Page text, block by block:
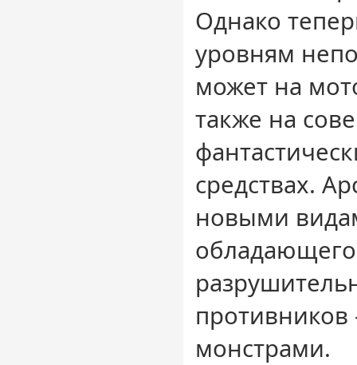
Однако
уровням
может на
также на
средствах.
новыми
монстрами.